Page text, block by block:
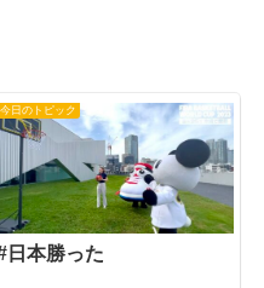
今日のトピック
日本勝った